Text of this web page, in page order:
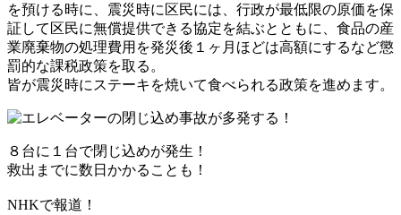
を預ける時に、震災時に区民には、行政が最低限の原価を保
証して区民に無償提供できる協定を結ぶとともに、食品の産
業廃棄物の処理費用を発災後１ヶ月ほどは高額にするなど懲
罰的な課税政策を取る。
皆が震災時にステーキを焼いて食べられる政策を進めます。
８台に１台で閉じ込めが発生！
救出までに数日かかることも！
NHKで報道！